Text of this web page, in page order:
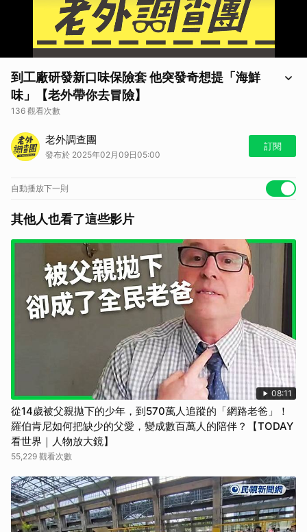
到工廠研發新口味保險套 他突發奇想提「海鮮
味」【老外帶你去冒險】
136 觀看次數
【老外調查團｜老外帶你去冒險】
部分畫面可能含有寫實內容，敬請審慎觀看
如果你喜歡老外調查團這個節目
https://lin.ee/IrSJVdW/nngo
https://lin.ee/19eXmdD
鎖定LINE TODAY看片分類，老外調查團每個禮拜與你相見
https://lin.ee/Vz6rZeQ/nngo
廣告合作信箱: dl_twab@linecorp.com
老外調查團
發布於 2025年02月09日05:00
訂閱
自動播放下一則
其他人也看了這些影片
08:11
從14歲被父親拋下的少年，到570萬人追蹤的「網路老爸」！
羅伯肯尼如何把缺少的父愛，變成數百萬人的陪伴？【TODAY
看世界｜人物放大鏡】
55,229 觀看次數